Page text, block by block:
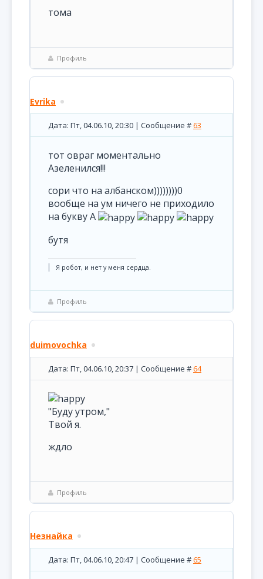
тома
Профиль
Evrika
Дата: Пт, 04.06.10, 20:30 | Сообщение #63
тот овраг моментально
Азеленился!!!
сори что на албанском))))))))0
вообще на ум ничего не приходило
на букву А
бутя
Я робот, и нет у меня сердца.
Профиль
duimovochka
Дата: Пт, 04.06.10, 20:37 | Сообщение #64
"Буду утром,"
Твой я.
ждло
Профиль
Незнайка
Дата: Пт, 04.06.10, 20:47 | Сообщение #65